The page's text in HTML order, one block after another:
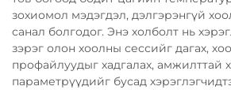
зохиомол мэдэгдэл, дэлгэрэнгүй
санал болгодог. Энэ холболт нь
зэрэг олон хоолны сессийг дагах,
профайлуудыг хадгалах, амжилттай
параметрүүдийг бусад